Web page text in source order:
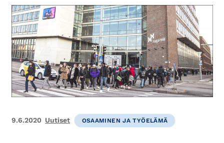
9.6.2020 Uutiset OSAAMINEN JA TYÖELÄMÄ